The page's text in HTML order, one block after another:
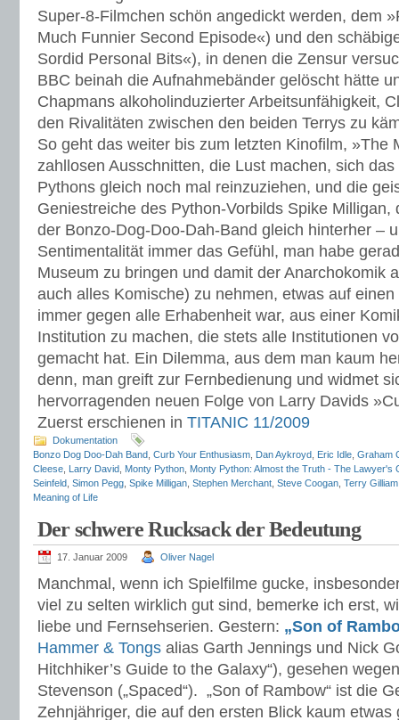
Super-8-Filmchen schön angedickt werden, dem
Much Funnier Second Episode«) und den
Sordid Personal Bits«), in denen die Zensur
BBC beinah die Aufnahmebänder gelöscht hätte
Chapmans alkoholinduzierter Arbeitsunfähigkeit,
den Rivalitäten zwischen den beiden Terrys zu
So geht das weiter bis zum letzten Kinofilm, »The
zahllosen Ausschnitten, die Lust machen, sich
Pythons gleich noch mal reinzuziehen, und die
Geniestreiche des Python-Vorbilds Spike Milligan,
der Bonzo-Dog-Doo-Dah-Band gleich hinterher –
Sentimentalität immer das Gefühl, man habe
Museum zu bringen und damit der Anarchokomik
auch alles Komische) zu nehmen, etwas auf
immer gegen alle Erhabenheit war, aus einer
Institution zu machen, die stets alle Institutionen
gemacht hat. Ein Dilemma, aus dem man kaum
denn, man greift zur Fernbedienung und widmet
hervorragenden neuen Folge von Larry Davids
Zuerst erschienen in TITANIC 11/2009
Dokumentation
Bonzo Dog Doo-Dah Band Curb Your Enthusiasm Dan Aykroyd Eric Idle Graham
Cleese Larry David Monty Python Monty Python: Almost the Truth - The Lawyer's
Seinfeld Simon Pegg Spike Milligan Stephen Merchant Steve Coogan Terry Gilliam
Meaning of Life
Der schwere Rucksack der Bedeutung
17. Januar 2009 Oliver Nagel
Manchmal, wenn ich Spielfilme gucke,
viel zu selten wirklich gut sind, bemerke ich erst,
liebe und Fernsehserien. Gestern: „Son of
Hammer & Tongs alias Garth Jennings und Nick
Hitchhiker’s Guide to the Galaxy“), gesehen
Stevenson („Spaced“). „Son of Rambow“ ist die
Zehnjähriger, die auf den ersten Blick kaum